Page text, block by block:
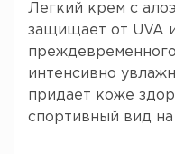
Легкий крем с
защищает от UVA
интенсивно
придает коже
спортивный вид на